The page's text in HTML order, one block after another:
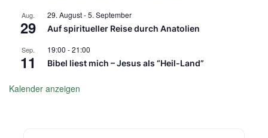
Aug.
29
29. August-5. September
Auf spiritueller Reise durch Anatolien
Sep.
11
19:00 -21:00
Bibel liest mich – Jesus als “Heil-Land”
Kalender anzeigen